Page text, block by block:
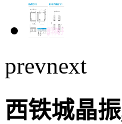
prevnext
西铁城晶